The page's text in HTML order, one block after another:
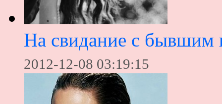
На свидание с бывшим
2012-12-08 03:19:15